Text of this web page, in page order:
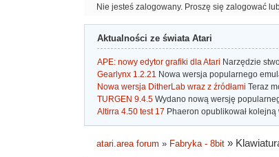
Nie jesteś zalogowany. Proszę się zalogować
Aktualności ze świata Atari
APE: nowy edytor grafiki dla Atari Narzędzie
Gearlynx 1.2.21 Nowa wersja popularnego
Nowa wersja DitherLab wraz z źródłami Teraz
TURGEN 9.4.5 Wydano nową wersję
Altirra 4.50 test 17 Phaeron opublikował
atari.area forum » Fabryka - 8bit »